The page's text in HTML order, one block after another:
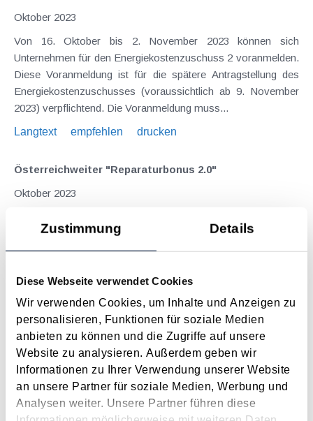
Zustimmung Details
Diese Webseite verwendet Cookies
Wir verwenden Cookies, um Inhalte und Anzeigen zu
personalisieren, Funktionen für soziale Medien
anbieten zu können und die Zugriffe auf unsere
Website zu analysieren. Außerdem geben wir
Informationen zu Ihrer Verwendung unserer Website
an unsere Partner für soziale Medien, Werbung und
Analysen weiter. Unsere Partner führen diese
Oktober 2023
Von 16. Oktober bis 2. November 2023 können sich
Unternehmen für den Energiekostenzuschuss 2 voranmelden.
Diese Voranmeldung ist für die spätere Antragstellung des
Energiekostenzuschusses (voraussichtlich ab 9. November
2023) verpflichtend. Die Voranmeldung muss...
Langtext
empfehlen drucken
Österreichweiter "Reparaturbonus 2.0"
Oktober 2023
Reparaturbonus wieder in Anspruch genommen werden -
wenngleich mit ein paar Änderungen zur Erstversion der
Nunmehr sind verstärkte Sicherheitsvorkehrungen getroffen
worden,...
Langtext
empfehlen drucken
Maßnahmenpaket gegen die Teuerung beschlossen
Juni 2023
Die Bundesregierung hat Anfang Mai 2023 weitere